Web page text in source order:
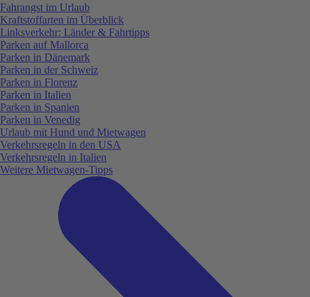
Fahrangst im Urlaub
Kraftstoffarten im Überblick
Linksverkehr: Länder & Fahrtipps
Parken auf Mallorca
Parken in Dänemark
Parken in der Schweiz
Parken in Florenz
Parken in Italien
Parken in Spanien
Parken in Venedig
Urlaub mit Hund und Mietwagen
Verkehrsregeln in den USA
Verkehrsregeln in Italien
Weitere Mietwagen-Tipps